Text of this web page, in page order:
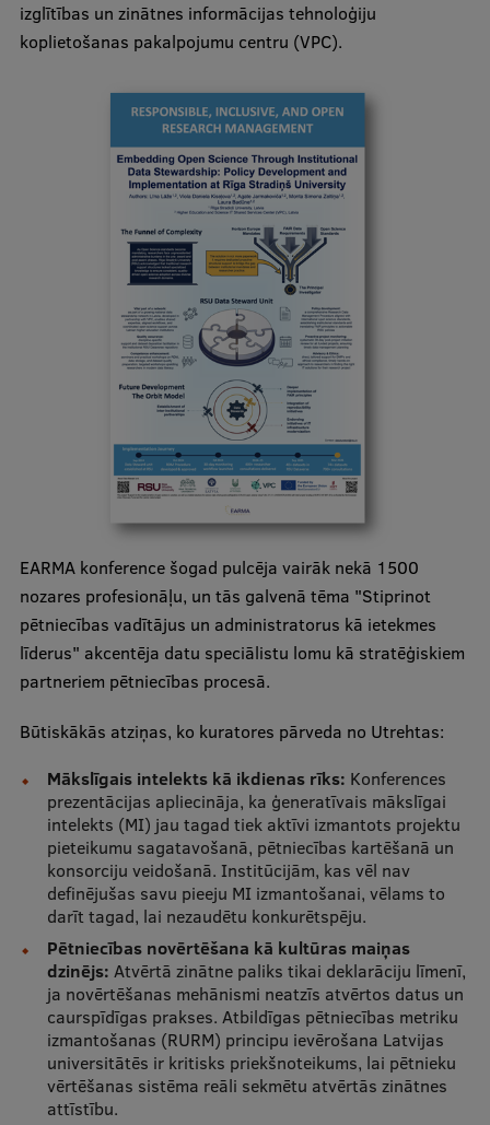
Muzeji un ekspozīcijas
Virtuālā tūre
Ilgtspējīga attīstība
Studiju un vides pieejamība
Dati par 2025. gadu
Suvenīri un grāmatas
Mūžizglītība
Ētikas un līdztiesības mācības
Atvērtā universitāte
Profesionālās pilnveides kursi
ESF kvalifikācijas celšanas kursi
Pedagoģiskās izaugsmes centrs
Kvalifikācijas atbilstības pārbaude
Pētniecība
Zinātniskie institūti un laboratorijas
izglītības un zinātnes informācijas tehnoloģiju
koplietošanas pakalpojumu centru (VPC).
EARMA konference šogad pulcēja vairāk nekā 1500
nozares profesionāļu, un tās galvenā tēma "Stiprinot
pētniecības vadītājus un administratorus kā ietekmes
līderus" akcentēja datu speciālistu lomu kā stratēģiskiem
partneriem pētniecības procesā.
Būtiskākās atziņas, ko kuratores pārveda no Utrehtas:
Mākslīgais intelekts kā ikdienas rīks: Konferences
prezentācijas apliecināja, ka ģeneratīvais mākslīgai
intelekts (MI) jau tagad tiek aktīvi izmantots projektu
pieteikumu sagatavošanā, pētniecības kartēšanā un
konsorciju veidošanā. Institūcijām, kas vēl nav
definējušas savu pieeju MI izmantošanai, vēlams to
darīt tagad, lai nezaudētu konkurētspēju.
Pētniecības novērtēšana kā kultūras maiņas
dzinējs: Atvērtā zinātne paliks tikai deklarāciju līmenī,
ja novērtēšanas mehānismi neatzīs atvērtos datus un
caurspīdīgas prakses. Atbildīgas pētniecības metriku
izmantošanas (RURM) principu ievērošana Latvijas
universitātēs ir kritisks priekšnoteikums, lai pētnieku
vērtēšanas sistēma reāli sekmētu atvērtās zinātnes
attīstību.